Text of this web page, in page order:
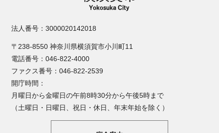
法人番号：3000020142018
〒238-8550 神奈川県横須賀市小川町11
電話番号：046-822-4000
ファクス番号：046-822-2539
開庁時間：
月曜日から金曜日の午前8時30分から午後5時まで
（土曜日・日曜日、祝日・休日、年末年始を除く）